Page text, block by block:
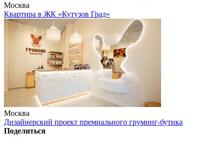
Москва
Квартира в ЖК «Кутузов Град»
Москва
Дизайнерский проект премиального груминг-бутика
Поделиться